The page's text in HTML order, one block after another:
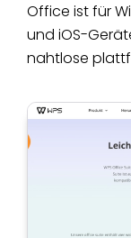
Office ist für
und iOS-
nahtlose